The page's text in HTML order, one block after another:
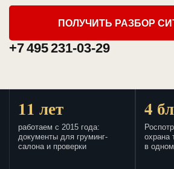
ПОЛУЧИТЬ РАЗБОР
+7 495 231-03-29
11 лет
работаем с 2015 года:
документы для груминг-
салона и проверки
4
охрана
в